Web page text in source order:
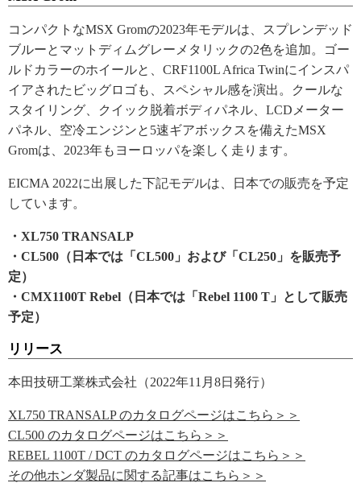
コンパクトなMSX Gromの2023年モデルは、スプレンデッド
ブルーとマットディムグレーメタリックの2色を追加。ゴー
ルドカラーのホイールと、CRF1100L Africa Twinにインスパ
イアされたビッグロゴも、スペシャル感を演出。クールな
スタイリング、クイック脱着ボディパネル、LCDメーター
パネル、空冷エンジンと5速ギアボックスを備えたMSX
Gromは、2023年もヨーロッパを楽しく走ります。
EICMA 2022に出展した下記モデルは、日本での販売を予定
しています。
・XL750 TRANSALP
・CL500（日本では「CL500」および「CL250」を販売予
定）
・CMX1100T Rebel（日本では「Rebel 1100 T」として販売
予定）
リリース
本田技研工業株式会社（2022年11月8日発行）
XL750 TRANSALP のカタログページはこちら＞＞
CL500 のカタログページはこちら＞＞
REBEL 1100T / DCT のカタログページはこちら＞＞
その他ホンダ製品に関する記事はこちら＞＞